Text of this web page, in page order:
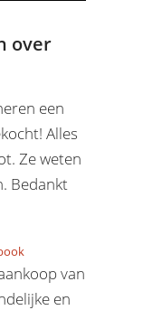
over
een
Alles
Ze weten
Bedankt
van
en